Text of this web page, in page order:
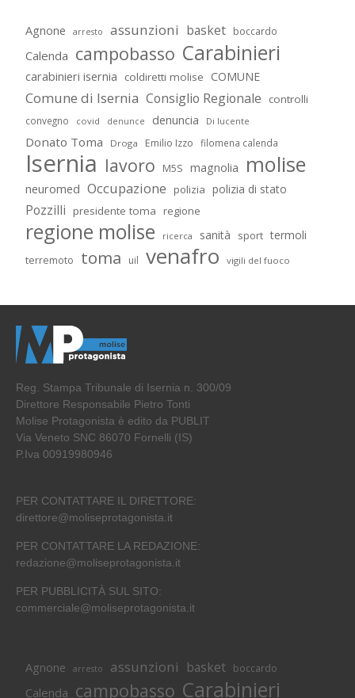
Agnone arresto assunzioni basket boccardo
Calenda campobasso Carabinieri
carabinieri isernia coldiretti molise COMUNE
Comune di Isernia Consiglio Regionale controlli
convegno covid denunce denuncia Di lucente
Donato Toma Droga Emilio Izzo filomena calenda
Isernia lavoro M5S magnolia molise
neuromed Occupazione polizia polizia di stato
Pozzilli presidente toma regione
regione molise ricerca sanità sport termoli
terremoto toma uil venafro vigili del fuoco
Reg. Stampa Tribunale di Isernia n. 300/09
Direttore Responsabile Pietro Tonti
Molise Protagonista è edito da PUBLIT
Via Veneto SNC 86070 Fornelli (IS)
P.Iva 00919980946
PER CONTATTARE IL DIRETTORE:
direttore@moliseprotagonista.it
PER CONTATTARE LA REDAZIONE:
redazione@moliseprotagonista.it
PER PUBBLICITÀ SUL SITO:
commerciale@moliseprotagonista.it
Agnone arresto assunzioni basket boccardo
Calenda campobasso Carabinieri